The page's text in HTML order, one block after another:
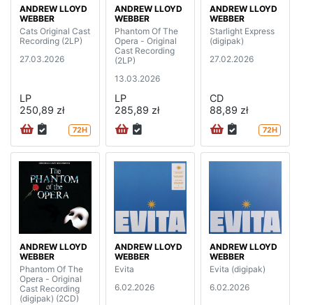
ANDREW LLOYD
WEBBER
Cats Original Cast
Recording (2LP)
27.03.2026
LP
250,89 zł
72H
ANDREW LLOYD
WEBBER
Phantom Of The
Opera - Original
Cast Recording
(2LP)
13.03.2026
LP
285,89 zł
ANDREW LLOYD
WEBBER
Starlight Express
(digipak)
27.02.2026
CD
88,89 zł
72H
ANDREW LLOYD
WEBBER
Phantom Of The
Opera - Original
Cast Recording
(digipak) (2CD)
ANDREW LLOYD
WEBBER
Evita
6.02.2026
ANDREW LLOYD
WEBBER
Evita (digipak)
6.02.2026